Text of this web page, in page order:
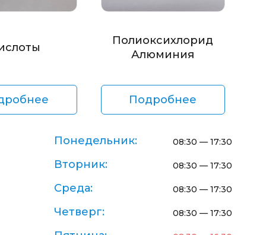
Полиоксихлорид
Алюминия
Подробнее
Понедельник: 08:30 — 17:30
Вторник: 08:30 — 17:30
Среда: 08:30 — 17:30
Четверг: 08:30 — 17:30